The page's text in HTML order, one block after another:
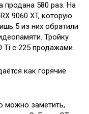
продана 580 раз. На
9060 XT, которую
5 из них обратили
Тройку
Ti с 225 продажами.
можно заметить,